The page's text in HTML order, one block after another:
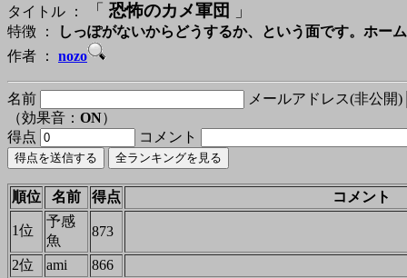
タイトル ：
「 恐怖のカメ軍団 」
特徴 ：
しっぽがないからどうするか、という面です。ホー
作者 ： nozo
名前
メールアドレス(非公開)
（効果音： ON）
得点
コメント
順位 名前 得点 コメント
1位
予感
魚
873
2位 ami 866